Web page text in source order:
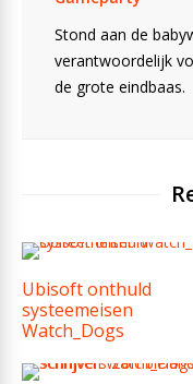
Stond aan de
verantwoordelijk
de grote eindbaas.
Ubisoft onthuld
systeemeisen
Watch_Dogs